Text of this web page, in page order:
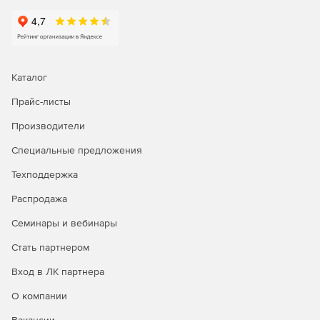
Аудит управления действиями пользователей в сети.
пользователей; определять ответственность за
учетных записях в домене; просматривать отчеты о
и экспортировать данные в желаемый формат.
Мгновенные оповещения об изменениях в Active
Directory по электронной почте. Идентификация
мгновенного оповещения административной службы
актуальности и важности позволяют избежать
нежелательных событий.
Аудит всех элементов среды Microsoft Server.
среде Microsoft Server обеспечивает безопасность и
защищенность корпоративной среды в целом.
Каталог
Прайс-листы
Производители
Специальные предложения
Техподдержка
Распродажа
Семинары и вебинары
Стать партнером
Вход в ЛК партнера
О компании